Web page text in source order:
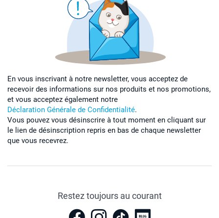
En vous inscrivant à notre newsletter, vous acceptez de
recevoir des informations sur nos produits et nos promotions,
et vous acceptez également notre
Déclaration Générale de Confidentialité.
Vous pouvez vous désinscrire à tout moment en cliquant sur
le lien de désinscription repris en bas de chaque newsletter
que vous recevrez.
Restez toujours au courant